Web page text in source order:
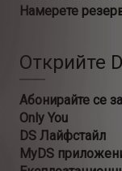
Намерете
Открийте
Абонирайте се
Only You
DS Лайфстайл
MyDS